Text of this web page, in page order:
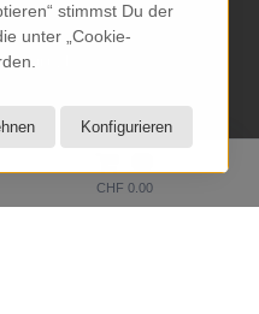
CHF 0.00
Uhr
stimmst Du der
unter „Cookie-